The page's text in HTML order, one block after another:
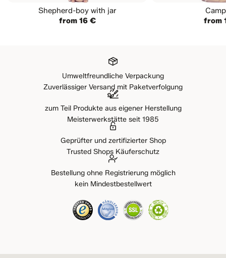
Shepherd-boy with jar
from 16 €
from
Umweltfreundliche Verpackung
Zuverlässiger Versand mit Paketverfolgung
zum Teil Produkte aus eigener Herstellung
Meisterwerkstätte seit 1985
Geprüfter und zertifizierter Shop
Trusted Shops Käuferschutz
Bestellung ohne Registrierung möglich
kein Mindestbestellwert